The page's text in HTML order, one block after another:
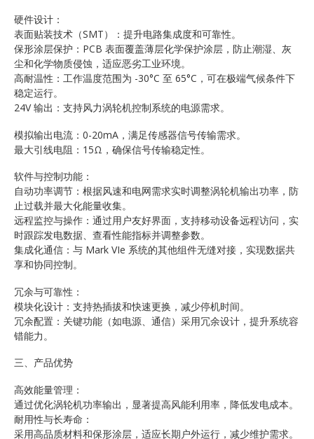
硬件设计：
表面贴装技术（SMT）：提升电路集成度和可靠性。
保形涂层保护：PCB 表面覆盖薄层化学保护涂层，防止潮湿、灰
尘和化学物质侵蚀，适应恶劣工业环境。
高耐温性：工作温度范围为 -30°C 至 65°C，可在极端气候条件下
稳定运行。
24V 输出：支持风力涡轮机控制系统的电源需求。
模拟输出电流：0-20mA，满足传感器信号传输需求。
最大引线电阻：15Ω，确保信号传输稳定性。
软件与控制功能：
自动功率调节：根据风速和电网需求实时调整涡轮机输出功率，防
止过载并最大化能量收集。
远程监控与操作：通过用户友好界面，支持移动设备远程访问，实
时跟踪发电数据、查看性能指标并调整参数。
集成化通信：与 Mark VIe 系统的其他组件无缝对接，实现数据共
享和协同控制。
冗余与可靠性：
模块化设计：支持热插拔和快速更换，减少停机时间。
冗余配置：关键功能（如电源、通信）采用冗余设计，提升系统容
错能力。
三、产品优势
高效能量管理：
通过优化涡轮机功率输出，显著提高风能利用率，降低发电成本。
耐用性与长寿命：
采用高品质材料和保形涂层，适应长期户外运行，减少维护需求。